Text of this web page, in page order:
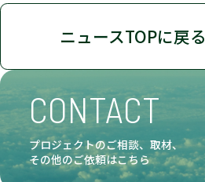
ニュースTOPに戻る
CONTACT
プロジェクトのご相談、取材、
その他のご依頼はこちら